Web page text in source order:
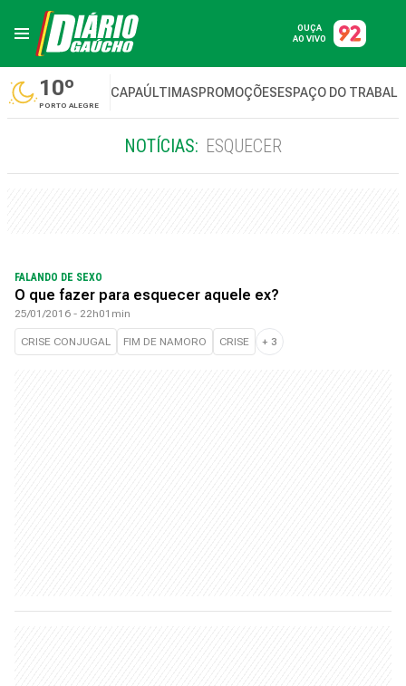
OUÇA
AO VIVO
10º
PORTO ALEGRE
CAPAÚLTIMASPROMOÇÕESESPAÇO DO
NOTÍCIAS: ESQUECER
FALANDO DE SEXO
O que fazer para esquecer aquele ex?
25/01/2016 - 22h01min
CRISE CONJUGAL FIM DE NAMORO CRISE + 3